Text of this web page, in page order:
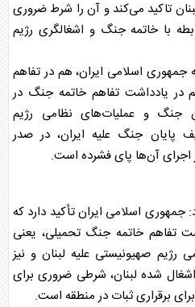
تاکید می‌کند و آن را شرط ضروری
با خاتمه جنگ و اشغالگری رژیم
اسلامی ایران، هم در تفاهم
و هم در یادداشت تفاهم خاتمه جنگ در
1405، پایان جنگ و عملیات‌های نظامی رژیم
پایان جنگ علیه ایران، در صدر
اجرای آن‌ها پای فشرده است.
جمهوری اسلامی ایران تأکید دارد که
تفاهم خاتمه جنگ تحمیلی، یعنی
صهیونیستی علیه لبنان و نیز
شده لبنان، شرطی ضروری برای
برقراری ثبات در منطقه است.